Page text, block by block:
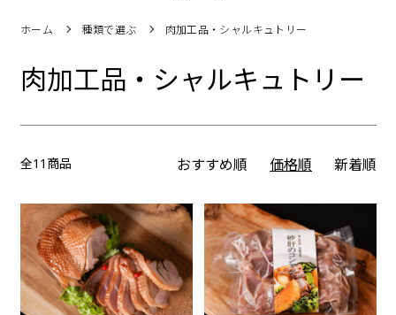
ホーム 種類で選ぶ 肉加工品・シャルキュトリー
肉加工品・シャルキュトリー
全11商品 おすすめ順 価格順 新着順